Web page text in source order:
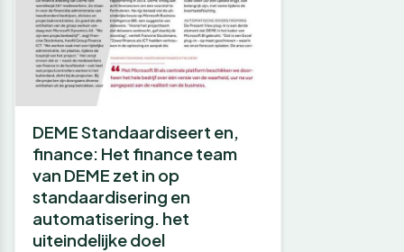
DEME Standaardiseert en,
finance: Het finance team
van DEME zet in op
standaardisering en
automatisering. het
uiteindelijke doel